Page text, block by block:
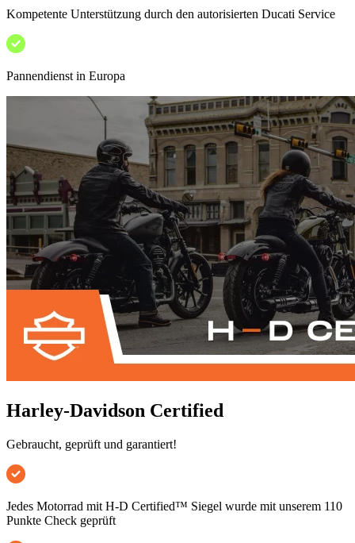
Kompetente Unterstützung durch den autorisierten Ducati Service
Pannendienst in Europa
Harley-Davidson Certified
Gebraucht, geprüft und garantiert!
Jedes Motorrad mit H-D Certified™ Siegel wurde mit unserem 110
Punkte Check geprüft